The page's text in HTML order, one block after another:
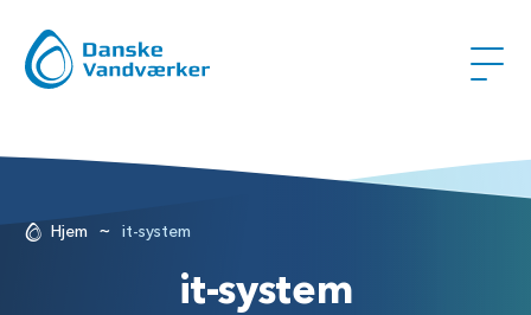
Hjem ~ it-system
it-system